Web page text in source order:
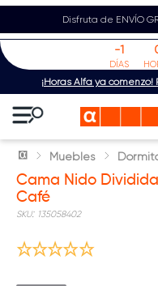
Disfruta de ENVÍO
¡Horas Alfa ya
-1
DÍAS
Muebles
Cama Nido Dividida
Café
: 135058402